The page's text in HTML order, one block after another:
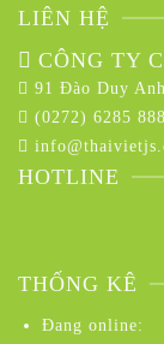
LIÊN HỆ
CÔNG TY
91 Đào Duy
(0272) 6285 888
HOTLINE
THỐNG KÊ
Đang online: